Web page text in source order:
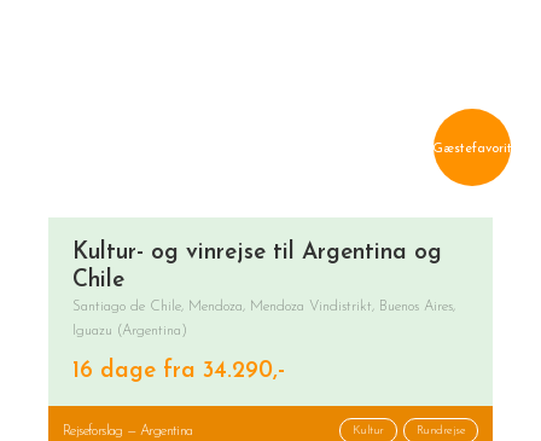
Gæstefavorit
Kultur- og vinrejse til Argentina og
Chile
Santiago de Chile, Mendoza, Mendoza Vindistrikt, Buenos Aires,
Iguazu (Argentina)
16 dage fra 34.290,-
Rejseforslag — Argentina Kultur Rundrejse